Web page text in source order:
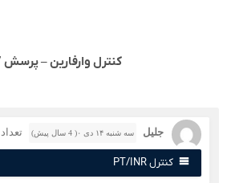
کنترل وارفارین – پرسش 3577
جلیل سه شنبه ۱۴ دی ۰( 4 سال پیش) تعداد بازدید: 407
کنترل PT/INR